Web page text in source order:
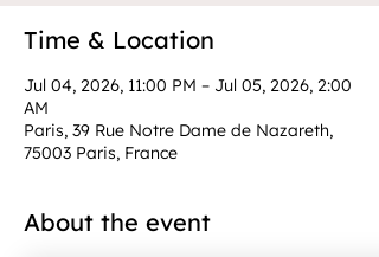
Time & Location
Jul 04, 2026, 11:00 PM – Jul 05, 2026, 2:00
AM
Paris, 39 Rue Notre Dame de Nazareth,
75003 Paris, France
About the event